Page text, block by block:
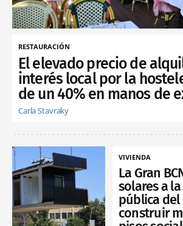
RESTAURACIÓN
El elevado precio de
interés local por la
de un 40% en manos de
Carla Stavraky
VIVIENDA
La Gran
solares a
pública del
construir